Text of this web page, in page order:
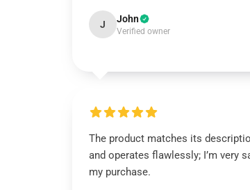
J John
Verified owner
The product matches its
and operates flawlessly; I’m very
my purchase.